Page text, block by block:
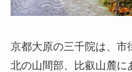
京都大原の三千院は、市
北の山間部、比叡山麓に